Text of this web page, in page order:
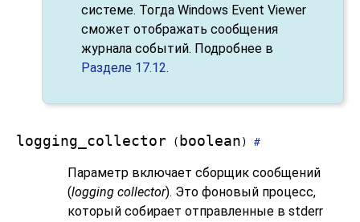
системе. Тогда Windows Event Viewer
сможет отображать сообщения
журнала событий. Подробнее в
Разделе 17.12.
logging_collector ( boolean ) #
Параметр включает сборщик сообщений
(logging collector). Это фоновый процесс,
который собирает отправленные в stderr